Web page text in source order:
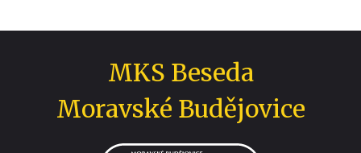
MKS Beseda
Moravské Budějovice